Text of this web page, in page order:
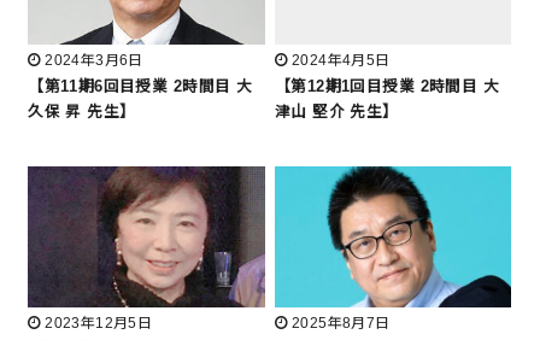
2024年3月6日
【第11期6回目授業 2時間目 大
久保 昇 先生】
2024年4月5日
【第12期1回目授業 2時間目 大
津山 堅介 先生】
2023年12月5日
2025年8月7日